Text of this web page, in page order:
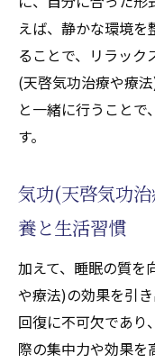
えば、静かな環境を
ることで、リラック
(天啓気功治療や療
と一緒に行うこと
す。
気功(天啓気功
養と生活習慣
加えて、睡眠の質を
や療法)の効果を引
回復に不可欠であり
際の集中力や効果を